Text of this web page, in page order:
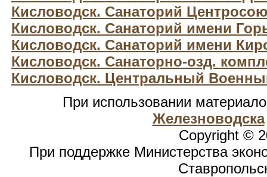
Кисловодск. Санаторий
Кисловодск. Санаторий имени
Кисловодск. Санаторий имени
Кисловодск. Санаторно-озд.
Кисловодск. Центральный
При использовании
Железноводска
Copyright ©
При поддержке Министерства